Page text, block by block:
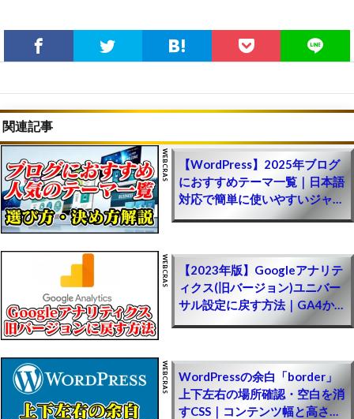
保護中: 限定【ApexLegends】エイムアシスト自
動チートツールのやり方(裏技導入方法)｜PS4・
レジェンズ攻略】
【APEX動画】最強チートを使わせるチートがヤ
バいと話題にｗｗｗ【まとめ速報攻略】
【ApexLegends】エイムアシスト自動チートツ
ールのやり方(裏技導入方法)｜PS4・PS5・
Steam(PC版)・Switch対応【エーペックスレジェ
ンズ攻略】
【APEX】日本人がやめた理由ｗｗ【まとめ速報
攻略】
【NIKKE(メガニケ)】ジュエルを無料でチート級
に集める最強裏技方法｜簡単に無課金で廃課金レ
ベル！お得にお金を入手するやり方【勝利の女神
【ポイ活】無料ゲームで稼げるポイントアプリ一
覧(副業収益公開)｜ソシャゲで効率的に稼ぐ簡単
なやり方【初心者でも簡単に儲けるPRサイト】
関連記事
【WordPress】2025年ブログ
におすすめテーマ一覧｜日本語
対応で簡単に使いやすいジャン
ル別の選び方や決め方【初心者
【2023年版】Googleアナリテ
ィクス(旧バージョン)ユニバー
サル設定に戻す方法｜GA4から
UA仕様に変えるやり方
WordPressの余白「border」
上下左右の場所確認・空白を消
すCSS｜コンテンツ幅と高さ調